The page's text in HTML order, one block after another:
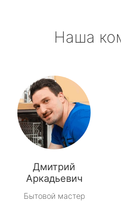
Наша
Дмитрий
Аркадьевич
Бытовой мастер